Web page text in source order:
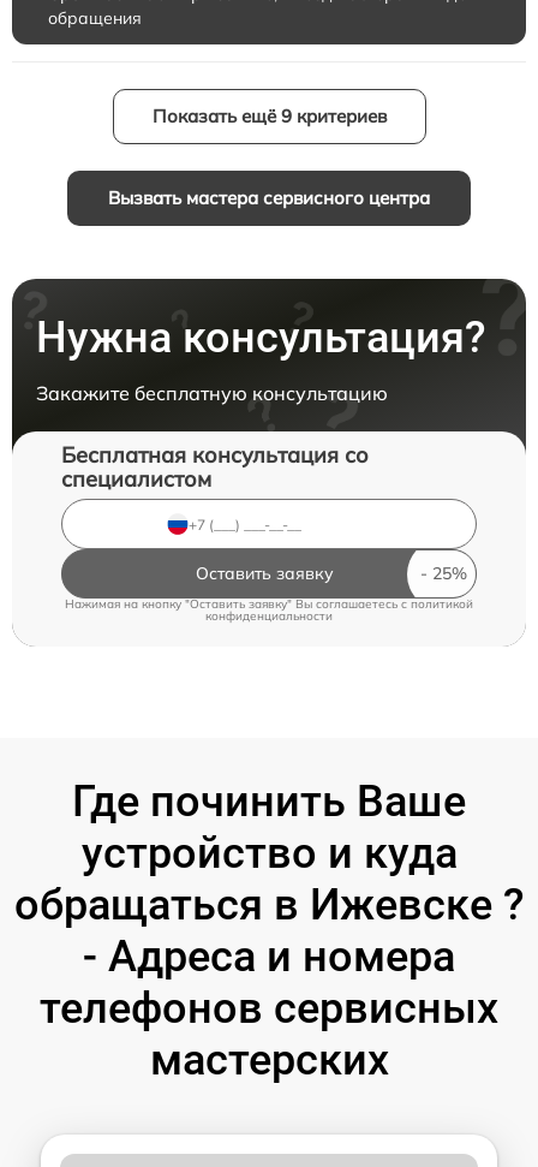
обращения
Показать ещё 9 критериев
Вызвать мастера сервисного центра
Нужна консультация?
Закажите бесплатную консультацию
Бесплатная консультация со
специалистом
Оставить заявку
Нажимая на кнопку "Оставить заявку" Вы соглашаетесь c политикой
конфиденциальности
Где починить Ваше
устройство и куда
обращаться в Ижевске ?
- Адреса и номера
телефонов сервисных
мастерских